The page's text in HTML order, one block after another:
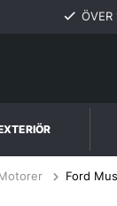
ÖVER
Ford